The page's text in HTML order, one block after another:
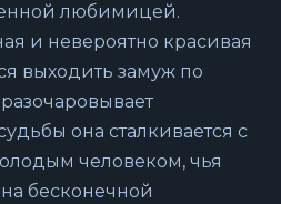
любимицей.
и невероятно красивая
выходить замуж по
она сталкивается с
человеком, чья
бесконечной